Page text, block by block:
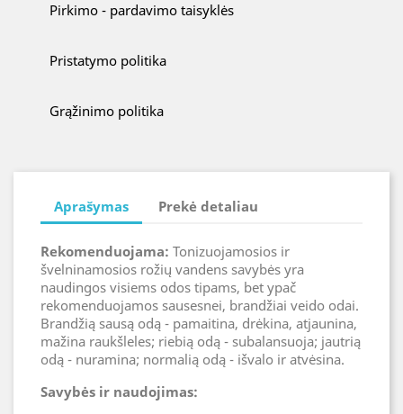
Pirkimo - pardavimo taisyklės
Pristatymo politika
Grąžinimo politika
Aprašymas Prekė detaliau
Rekomenduojama: Tonizuojamosios ir
švelninamosios rožių vandens savybės yra
naudingos visiems odos tipams, bet ypač
rekomenduojamos sausesnei, brandžiai veido odai.
Brandžią sausą odą - pamaitina, drėkina, atjaunina,
mažina raukšleles; riebią odą - subalansuoja; jautrią
odą - nuramina; normalią odą - išvalo ir atvėsina.
Savybės ir naudojimas: